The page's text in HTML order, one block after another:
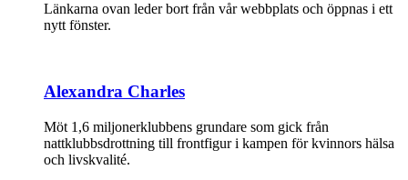
Länkarna ovan leder bort från vår webbplats och öppnas i ett
nytt fönster.
Alexandra Charles
Möt 1,6 miljonerklubbens grundare som gick från
nattklubbsdrottning till frontfigur i kampen för kvinnors hälsa
och livskvalité.